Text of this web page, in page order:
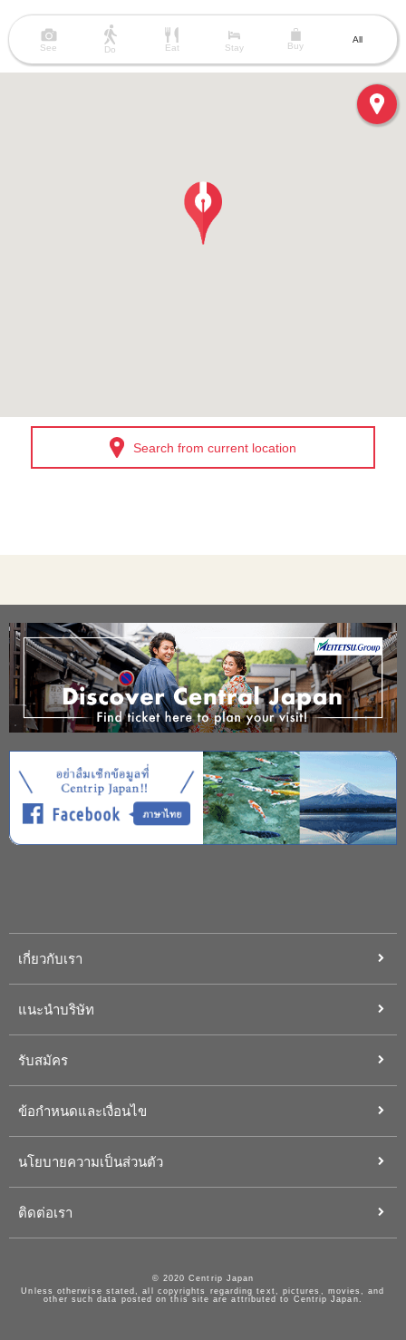
See Do Eat Stay Buy
All
Search from current location
เกี่ยวกับเรา
แนะนำบริษัท
รับสมัคร
ข้อกำหนดและเงื่อนไข
นโยบายความเป็นส่วนตัว
ติดต่อเรา
© 2020 Centrip Japan
Unless otherwise stated, all copyrights regarding text, pictures, movies, and
other such data posted on this site are attributed to Centrip Japan.